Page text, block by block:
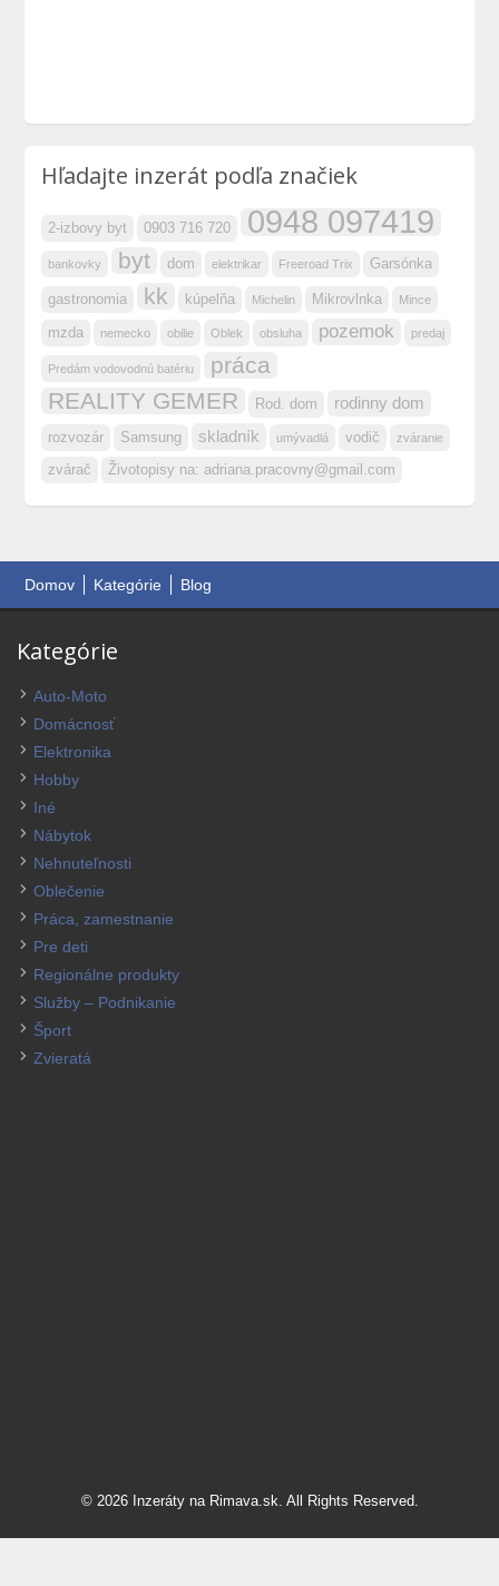
Hľadajte inzerát podľa značiek
2-izbovy byt 0903 716 720 0948 097419
bankovky byt dom elektrikar Freeroad Trix Garsónka
gastronomia kk kúpelňa Michelin Mikrovlnka Mince
mzda nemecko obilie Oblek obsluha pozemok predaj
Predám vodovodnú batériu práca
REALITY GEMER Rod. dom rodinny dom
rozvozár Samsung skladník umývadlá vodič zváranie
zvárač Životopisy na:adriana.pracovny@gmail.com
Domov Kategórie Blog
Kategórie
Auto-Moto
Domácnosť
Elektronika
Hobby
Iné
Nábytok
Nehnuteľnosti
Oblečenie
Práca, zamestnanie
Pre deti
Regionálne produkty
Služby – Podnikanie
Šport
Zvieratá
© 2026 Inzeráty na Rimava.sk. All Rights Reserved.